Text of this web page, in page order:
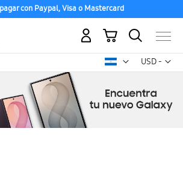
con Paypal, Visa o Mastercard
USD -
dólar
Mi carrito